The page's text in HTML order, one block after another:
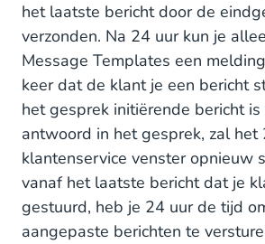
het laatste bericht door de
verzonden. Na 24 uur kun je
Message Templates een
keer dat de klant je een bericht
het gesprek initiërende bericht
antwoord in het gesprek, zal het
klantenservice venster opnieuw
vanaf het laatste bericht dat je
gestuurd, heb je 24 uur de tijd
aangepaste berichten te